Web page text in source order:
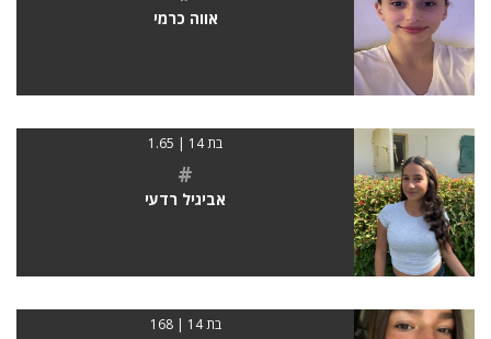
אווה כרמי
בת 14 | 1.65
#
אביגיל רדעי
בת 14 | 168